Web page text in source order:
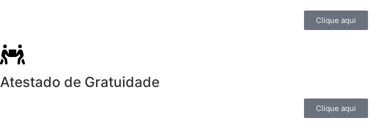
Clique aqui
Atestado de Gratuidade
Clique aqui